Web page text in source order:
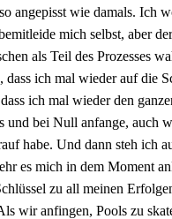
angepisst wie damals. Ich
mich selbst, aber
als Teil des Prozesses
dass ich mal wieder auf die
ich mal wieder den
und bei Null anfange, auch
habe. Und dann steh ich
es mich in dem Moment
zu all meinen
wir anfingen, Pools zu